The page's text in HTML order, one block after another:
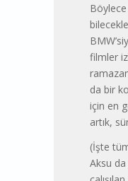
filmler
da bir
için en
artık,
(İşte
Aksu da